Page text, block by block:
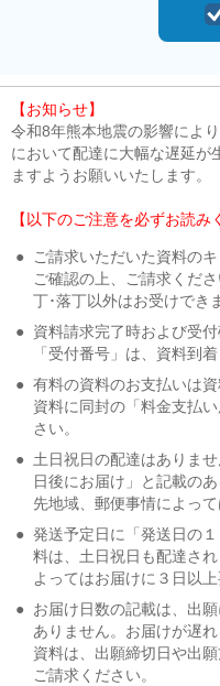
【お知らせ】
令和8年熊本地震の影響によ
において配達に大幅な遅延が
ますようお願いいたします。
【以下のご注意を必ずお読み
●
ご請求いただいた資料の
ご確認の上、ご請求くだ
丁･落丁以外はお受けでき
● 資料請求完了時および受
「受付番号」は、資料到
● 有料の資料のお支払いは
資料に同封の「料金支払
さい。
● 土日祝日の配達はありま
日後にお届け」と記載の
先地域、郵便事情によっ
● 発送予定日に「発送日の
料は、土日祝日も配達さ
よってはお届けに３日以
● お届け日数の記載は、出
ありません。お届けが遅
資料は、出願締切日や出
ご請求ください。